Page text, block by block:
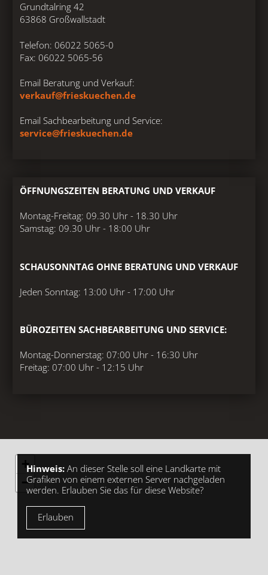
Grundtalring 42
63868 Großwallstadt
Telefon: 06022 5065-0
Fax: 06022 5065-56
Email Beratung und Verkauf:
verkauf@frieskuechen.de
Email Sachbearbeitung und Service:
service@frieskuechen.de
ÖFFNUNGSZEITEN BERATUNG UND VERKAUF
Montag-Freitag: 09.30 Uhr - 18.30 Uhr
Samstag: 09.30 Uhr - 18:00 Uhr
SCHAUSONNTAG OHNE BERATUNG UND VERKAUF
Jeden Sonntag: 13:00 Uhr - 17:00 Uhr
BÜROZEITEN SACHBEARBEITUNG UND SERVICE:
Montag-Donnerstag: 07:00 Uhr - 16:30 Uhr
Freitag: 07:00 Uhr - 12:15 Uhr
Hinweis: An dieser Stelle soll eine Landkarte mit
Grafiken von einem externen Server nachgeladen
werden. Erlauben Sie das für diese Website?
Erlauben
+
−